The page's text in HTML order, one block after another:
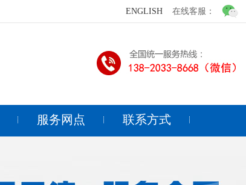
ENGLISH 在线客服：
服务网点 联系方式